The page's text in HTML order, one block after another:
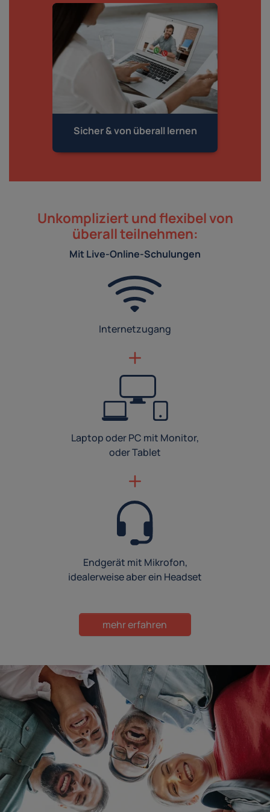
Sicher & von überall lernen
Unkompliziert und flexibel von
überall teilnehmen:
Mit Live-Online-Schulungen
Internetzugang
Laptop oder PC mit Monitor,
oder Tablet
Endgerät mit Mikrofon,
idealerweise aber ein Headset
mehr erfahren